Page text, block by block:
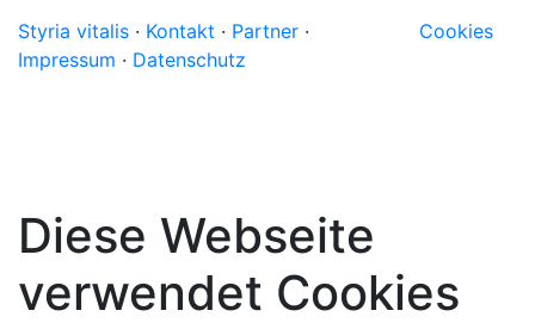
Styria vitalis · Kontakt · Partner ·
Impressum · Datenschutz
Cookies
Diese Webseite
verwendet Cookies